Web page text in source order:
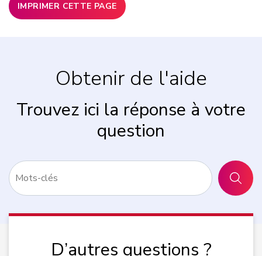
IMPRIMER CETTE PAGE
Obtenir de l'aide
Trouvez ici la réponse à votre
question
D’autres questions ?